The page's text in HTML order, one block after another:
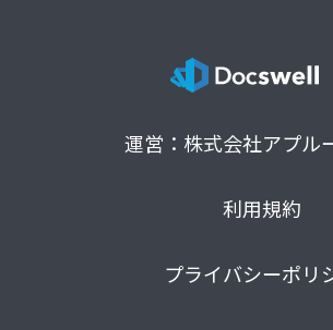
運営：株式会社アプル
利用規約
プライバシーポリ